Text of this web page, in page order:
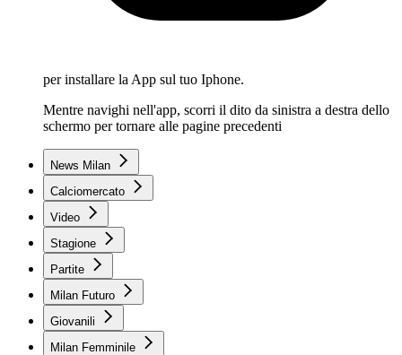
per installare la App sul tuo Iphone.
Mentre navighi nell'app, scorri il dito da sinistra a destra dello
schermo per tornare alle pagine precedenti
News Milan
Calciomercato
Video
Stagione
Partite
Milan Futuro
Giovanili
Milan Femminile